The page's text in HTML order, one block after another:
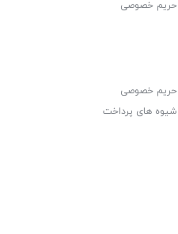
حریم خصوصی
حریم خصوصی
شیوه های پرداخت